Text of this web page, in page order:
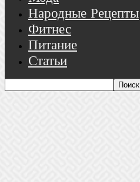
Народные Рецепты
Фитнес
Питание
Статьи